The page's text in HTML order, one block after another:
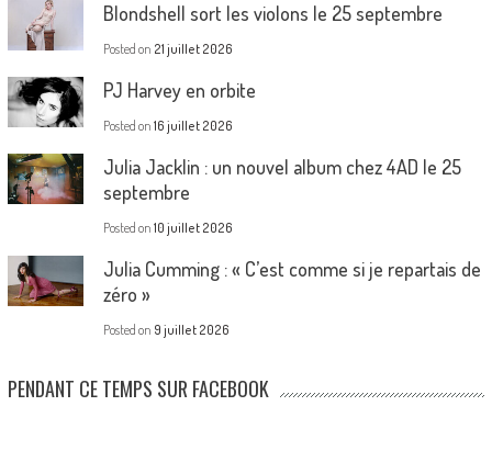
Blondshell sort les violons le 25 septembre
Posted on 21 juillet 2026
PJ Harvey en orbite
Posted on 16 juillet 2026
Julia Jacklin : un nouvel album chez 4AD le 25
septembre
Posted on 10 juillet 2026
Julia Cumming : « C’est comme si je repartais de
zéro »
Posted on 9 juillet 2026
PENDANT CE TEMPS SUR FACEBOOK